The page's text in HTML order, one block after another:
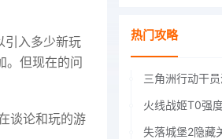
引入多少新玩
。但现在的问
谈论和玩的游
热门攻略